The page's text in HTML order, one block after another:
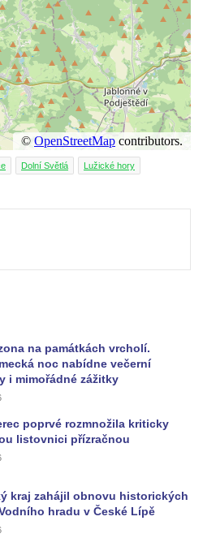
Dolní Světlá Lužické hory
na památkách vrcholí.
noc nabídne večerní
i mimořádné zážitky
poprvé rozmnožila kriticky
listovnici přízračnou
kraj zahájil obnovu historických
hradu v České Lípě